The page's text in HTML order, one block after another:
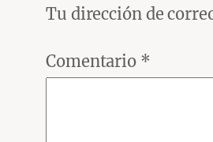
Tu dirección de
Comentario *